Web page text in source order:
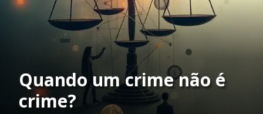
Quando um crime não é
crime?